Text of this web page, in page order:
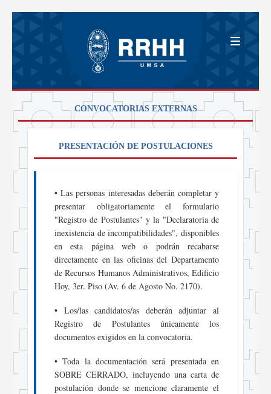
CONVOCATORIAS EXTERNAS
PRESENTACIÓN DE POSTULACIONES
• Las personas interesadas deberán completar y
presentar obligatoriamente el formulario
"Registro de Postulantes" y la "Declaratoria de
inexistencia de incompatibilidades", disponibles
en esta página web o podrán recabarse
directamente en las oficinas del Departamento
de Recursos Humanos Administrativos, Edificio
Hoy, 3er. Piso (Av. 6 de Agosto No. 2170).
• Los/las candidatos/as deberán adjuntar al
Registro de Postulantes únicamente los
documentos exigidos en la convocatoria.
• Toda la documentación será presentada en
SOBRE CERRADO, incluyendo una carta de
postulación donde se mencione claramente el